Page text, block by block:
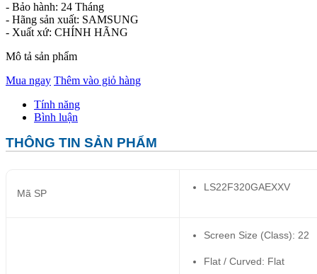
- Bảo hành: 24 Tháng
- Hãng sản xuất: SAMSUNG
- Xuất xứ: CHÍNH HÃNG
Mô tả sản phẩm
Mua ngay Thêm vào giỏ hàng
Tính năng
Bình luận
THÔNG TIN SẢN PHẨM
Mã SP
LS22F320GAEXXV
Screen Size (Class): 22
Flat / Curved: Flat